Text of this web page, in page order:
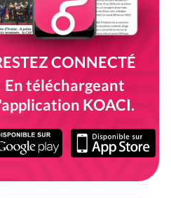
CONNECTÉ
En téléchargeant
KOACI.